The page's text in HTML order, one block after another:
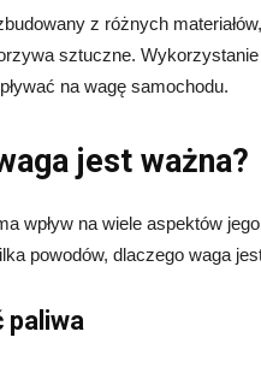
z różnych
sztuczne.
na wagę samochodu.
jest ważna?
wpływ na wiele aspektów jego
powodów, dlaczego waga
paliwa